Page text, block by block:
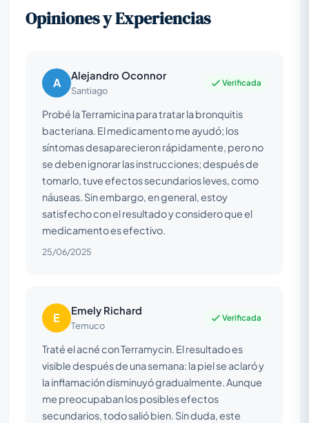
Opiniones y Experiencias
A Alejandro Oconnor
Santiago
Verificada
Probé la Terramicina para tratar la bronquitis
bacteriana. El medicamento me ayudó; los
síntomas desaparecieron rápidamente, pero no
se deben ignorar las instrucciones; después de
tomarlo, tuve efectos secundarios leves, como
náuseas. Sin embargo, en general, estoy
satisfecho con el resultado y considero que el
medicamento es efectivo.
25/06/2025
E Emely Richard
Temuco
Verificada
Traté el acné con Terramycin. El resultado es
visible después de una semana: la piel se aclaró y
la inflamación disminuyó gradualmente. Aunque
me preocupaban los posibles efectos
secundarios, todo salió bien. Sin duda, este